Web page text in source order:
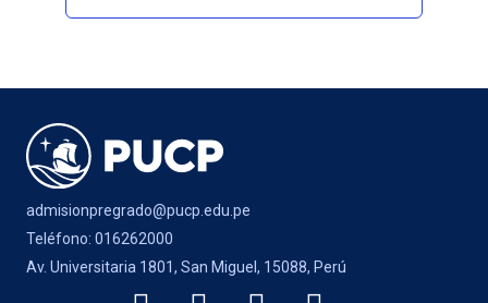
admisionpregrado@pucp.edu.pe
Teléfono: 016262000
Av. Universitaria 1801, San Miguel, 15088, Perú